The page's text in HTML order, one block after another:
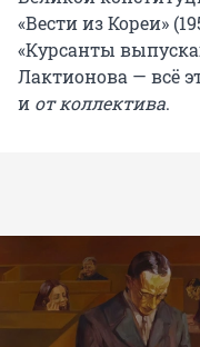
«Вести из Кореи»
«Курсанты
Лактионова — всё
и от коллектива.